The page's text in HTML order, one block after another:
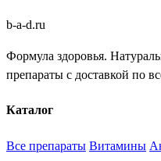
b-a-d.ru
Формула здоровья.
препараты с доставкой по
Каталог
Все препараты Витамины